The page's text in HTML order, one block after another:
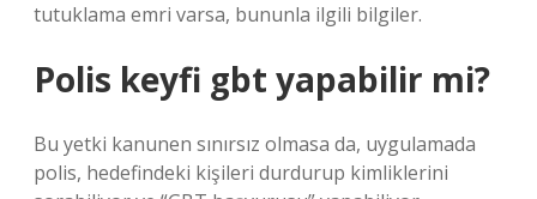
tutuklama emri varsa, bununla ilgili bilgiler.
Polis keyfi gbt yapabilir mi?
Bu yetki kanunen sınırsız olmasa da, uygulamada
polis, hedefindeki kişileri durdurup kimliklerini